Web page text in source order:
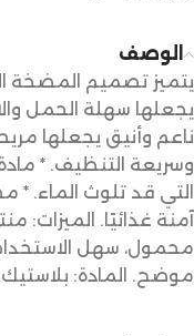
الوصف
يتميز تصميم المضخة
يجعلها سهلة الحمل
ناعم وأنيق يجعلها
وسريعة التنظيف. *
التي قد تلوث الماء.
محمول، سهل
موضح. المادة: